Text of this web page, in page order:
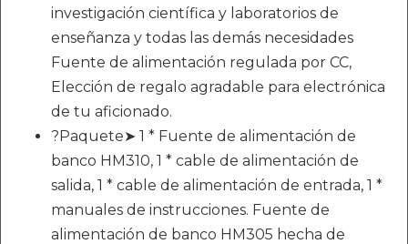
investigación científica y laboratorios de
enseñanza y todas las demás necesidades
Fuente de alimentación regulada por CC,
Elección de regalo agradable para electrónica
de tu aficionado.
?Paquete➤ 1 * Fuente de alimentación de
banco HM310, 1 * cable de alimentación de
salida, 1 * cable de alimentación de entrada, 1 *
manuales de instrucciones. Fuente de
alimentación de banco HM305 hecha de